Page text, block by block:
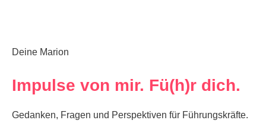
Deine Marion
Impulse von mir. Fü(h)r dich.
Gedanken, Fragen und Perspektiven für Führungskräfte.